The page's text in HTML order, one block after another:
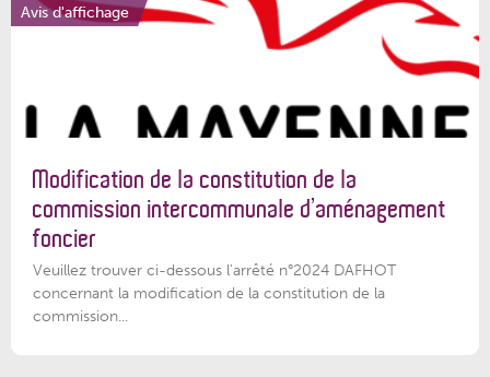
Avis d'affichage
Modification de la constitution de la
commission intercommunale d’aménagement
foncier
Veuillez trouver ci-dessous l'arrêté n°2024 DAFHOT
concernant la modification de la constitution de la
commission...